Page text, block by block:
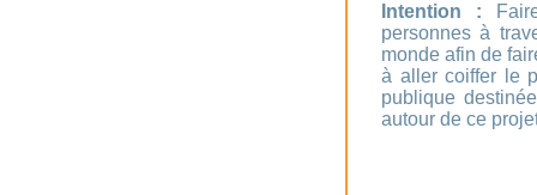
Intention :
personnes à
monde afin de
à aller coiffer le
publique
autour de ce